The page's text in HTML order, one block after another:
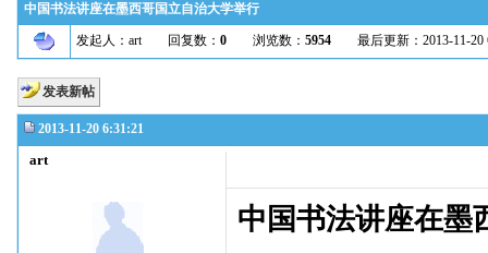
中国书法讲座在墨西哥国立自治大学举行
发起人：art 回复数： 0 浏览数： 5954 最后更新：2013-11-20
发表新帖
2013-11-20 6:31:21
art
中国书法讲座在墨